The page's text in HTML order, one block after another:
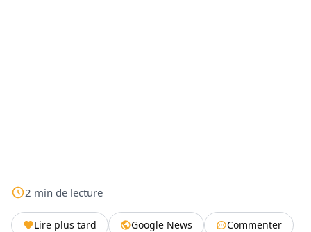
2 min de lecture
Lire plus tard Google News
Commenter